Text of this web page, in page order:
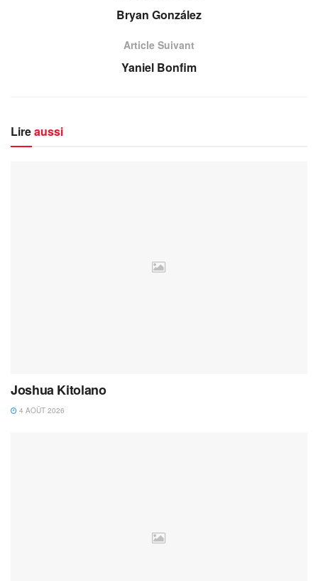
Bryan González
Article Suivant
Yaniel Bonfim
Lireaussi
Joshua Kitolano
4 AOÛT 2026